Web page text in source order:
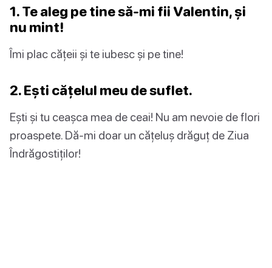
1. Te aleg pe tine să-mi fii Valentin, și
nu mint!
Îmi plac cățeii și te iubesc și pe tine!
2. Ești cățelul meu de suflet.
Ești și tu ceașca mea de ceai! Nu am nevoie de flori
proaspete. Dă-mi doar un cățeluș drăguț de Ziua
Îndrăgostiților!